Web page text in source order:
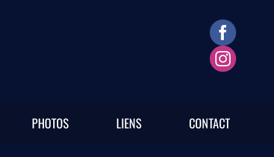
PHOTOS LIENS CONTACT